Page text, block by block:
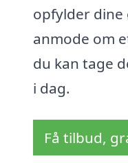
opfylder dine
anmode om
du kan tage
i dag.
Få tilbud,